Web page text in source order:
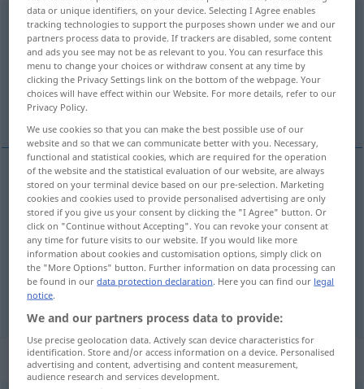
between [biˈtwiːn; bə-]präp
Overview of all translations
(For more details, click/tap on the translation)
zwischen
zwischen between
unter betweenamong
„between“: adverb
data or unique identifiers, on your device. Selecting I Agree enables
tracking technologies to support the purposes shown under we and our
partners process data to provide. If trackers are disabled, some content
and ads you see may not be as relevant to you. You can resurface this
menu to change your choices or withdraw consent at any time by
clicking the Privacy Settings link on the bottom of the webpage. Your
choices will have effect within our Website. For more details, refer to our
Privacy Policy.
We use cookies so that you can make the best possible use of our
website and so that we can communicate better with you. Necessary,
functional and statistical cookies, which are required for the operation
of the website and the statistical evaluation of our website, are always
stored on your terminal device based on our pre-selection. Marketing
cookies and cookies used to provide personalised advertising are only
stored if you give us your consent by clicking the "I Agree" button. Or
click on "Continue without Accepting". You can revoke your consent at
any time for future visits to our website. If you would like more
information about cookies and customisation options, simply click on
the "More Options" button. Further information on data processing can
be found in ourdata protection declaration. Here you can find our legal
notice.
We and our partners process data to provide:
Use precise geolocation data. Actively scan device characteristics for
identification. Store and/or access information on a device. Personalised
advertising and content, advertising and content measurement,
audience research and services development.